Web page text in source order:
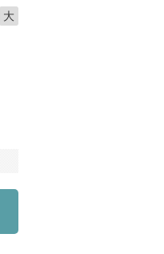
大